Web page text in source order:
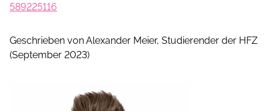
589225116
Geschrieben von Alexander Meier, Studierender der HFZ
(September 2023)